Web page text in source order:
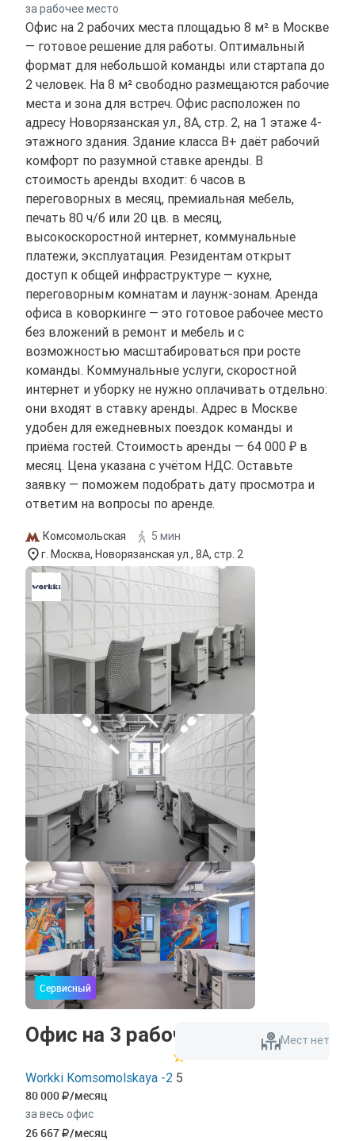
за рабочее место
Офис на 2 рабочих места площадью 8 м² в Москве
— готовое решение для работы. Оптимальный
формат для небольшой команды или стартапа до
2 человек. На 8 м² свободно размещаются рабочие
места и зона для встреч. Офис расположен по
адресу Новорязанская ул., 8А, стр. 2, на 1 этаже 4-
этажного здания. Здание класса B+ даёт рабочий
комфорт по разумной ставке аренды. В
стоимость аренды входит: 6 часов в
переговорных в месяц, премиальная мебель,
печать 80 ч/б или 20 цв. в месяц,
высокоскоростной интернет, коммунальные
платежи, эксплуатация. Резидентам открыт
доступ к общей инфраструктуре — кухне,
переговорным комнатам и лаунж-зонам. Аренда
офиса в коворкинге — это готовое рабочее место
без вложений в ремонт и мебель и с
возможностью масштабироваться при росте
команды. Коммунальные услуги, скоростной
интернет и уборку не нужно оплачивать отдельно:
они входят в ставку аренды. Адрес в Москве
удобен для ежедневных поездок команды и
приёма гостей. Стоимость аренды — 64 000 ₽ в
месяц. Цена указана с учётом НДС. Оставьте
заявку — поможем подобрать дату просмотра и
ответим на вопросы по аренде.
Комсомольская
5 мин
г. Москва, Новорязанская ул., 8А, стр. 2
Сервисный
Офис на 3 рабочих места
Workki Komsomolskaya -2 5
80 000 /месяц
за весь офис
26 667 /месяц
Мест нет